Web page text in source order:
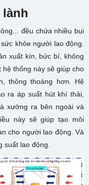
đều chứa nhiều bụi
khỏe người lao động.
xuất kín, bức bí, không
thống này sẽ giúp cho
thông thoáng hơn. Hệ
ra áp suất hút khí thải,
xưởng ra bên ngoài và
này sẽ giúp tạo môi
cho người lao động. Và
suất lao động.